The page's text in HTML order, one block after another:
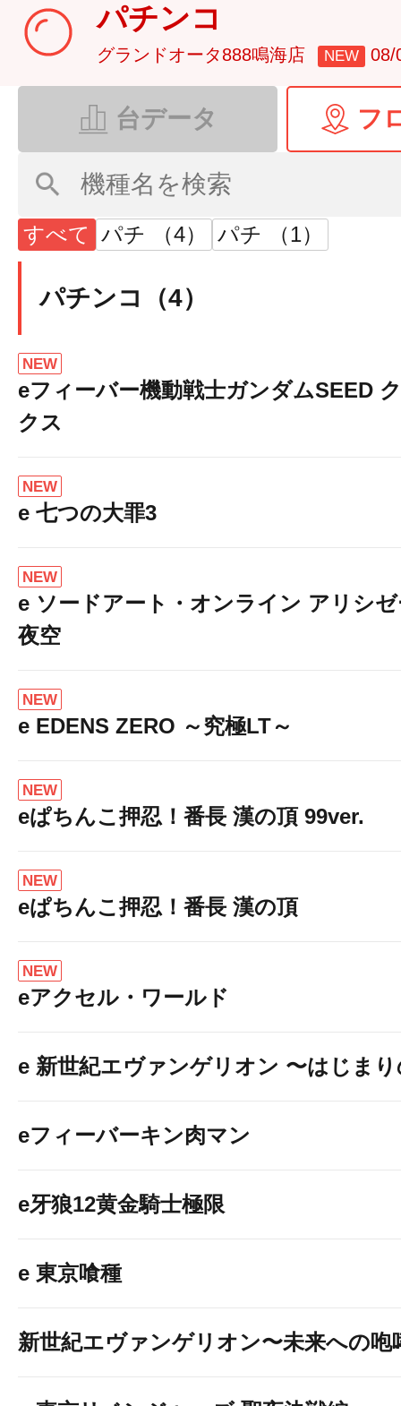
パチンコ
グランドオータ888鳴海店 NEW 08/
台データ フ
すべて パチ （4） パチ （1）
パチンコ（4）
NEW
eフィーバー機動戦士ガンダムSEED
クス
NEW
e 七つの大罪3
NEW
e ソードアート・オンライン アリシ
夜空
NEW
e EDENS ZERO ～究極LT～
NEW
eぱちんこ押忍！番長 漢の頂 99ver.
NEW
eぱちんこ押忍！番長 漢の頂
NEW
eアクセル・ワールド
e 新世紀エヴァンゲリオン 〜はじま
eフィーバーキン肉マン
e牙狼12黄金騎士極限
e 東京喰種
新世紀エヴァンゲリオン〜未来への咆